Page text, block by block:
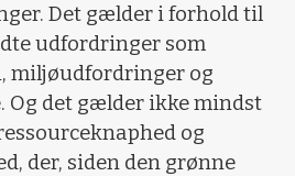
Det gælder i forhold til
udfordringer som
miljøudfordringer og
Og det gælder ikke mindst
og
der, siden den grønne